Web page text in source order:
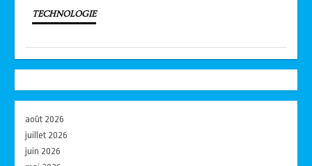
TECHNOLOGIE
août 2026
juillet 2026
juin 2026